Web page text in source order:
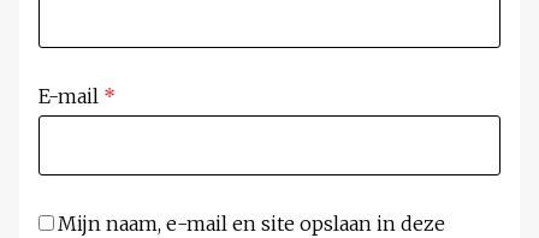
E-mail *
Mijn naam, e-mail en site opslaan in deze